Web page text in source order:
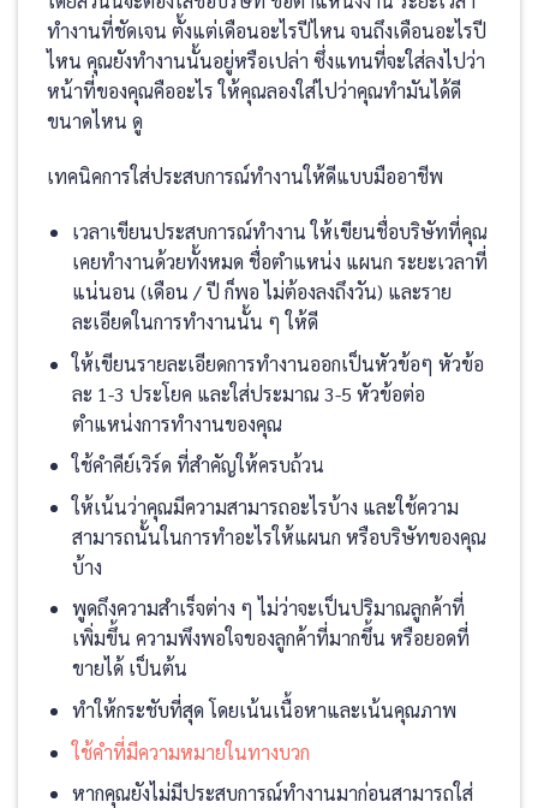
ทำงานที่ชัดเจน ตั้งแต่เดือนอะไรปีไหน จนถึงเดือนอะไรปี
ไหน คุณยังทำงานนั้นอยู่หรือเปล่า ซึ่งแทนที่จะใส่ลงไปว่า
หน้าที่ของคุณคืออะไร ให้คุณลองใส่ไปว่าคุณทำมันได้ดี
ขนาดไหน ดู
เทคนิคการใส่ประสบการณ์ทำงานให้ดีแบบมืออาชีพ
เวลาเขียนประสบการณ์ทำงาน ให้เขียนชื่อบริษัทที่คุณ
เคยทำงานด้วยทั้งหมด ชื่อตำแหน่ง แผนก ระยะเวลาที่
แน่นอน (เดือน / ปี ก็พอ ไม่ต้องลงถึงวัน) และราย
ละเอียดในการทำงานนั้น ๆ ให้ดี
ให้เขียนรายละเอียดการทำงานออกเป็นหัวข้อๆ หัวข้อ
ละ 1-3 ประโยค และใส่ประมาณ 3-5 หัวข้อต่อ
ตำแหน่งการทำงานของคุณ
ใช้คำคีย์เวิร์ด ที่สำคัญให้ครบถ้วน
ให้เน้นว่าคุณมีความสามารถอะไรบ้าง และใช้ความ
สามารถนั้นในการทำอะไรให้แผนก หรือบริษัทของคุณ
บ้าง
พูดถึงความสำเร็จต่าง ๆ ไม่ว่าจะเป็นปริมาณลูกค้าที่
เพิ่มขึ้น ความพึงพอใจของลูกค้าที่มากขึ้น หรือยอดที่
ขายได้ เป็นต้น
ทำให้กระชับที่สุด โดยเน้นเนื้อหาและเน้นคุณภาพ
ใช้คำที่มีความหมายในทางบวก
หากคุณยังไม่มีประสบการณ์ทำงานมาก่อนสามารถใส่